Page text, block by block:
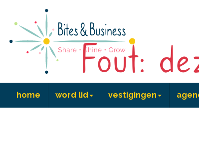
home word lid vestigingen
Fout: